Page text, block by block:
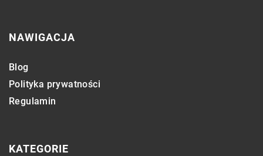
NAWIGACJA
Blog
Polityka prywatności
Regulamin
KATEGORIE